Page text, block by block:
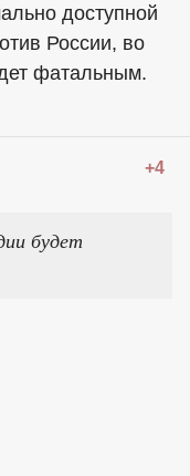
доступной
России, во
фатальным.
+4
будет